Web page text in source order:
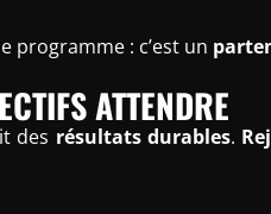
programme : c’est un
ATTENDRE
des résultats durables.